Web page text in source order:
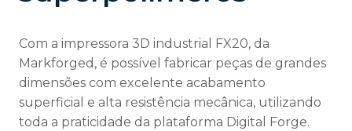
Com a impressora 3D industrial FX20, da
Markforged, é possível fabricar peças de grandes
dimensões com excelente acabamento
superficial e alta resistência mecânica, utilizando
toda a praticidade da plataforma Digital Forge.